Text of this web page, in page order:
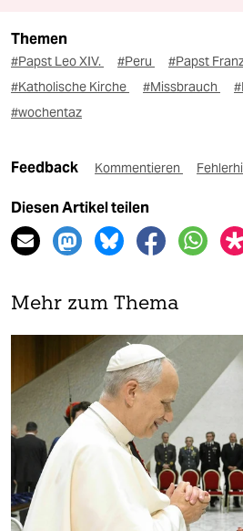
Themen
#Papst Leo XIV. #Peru #Papst
#Katholische Kirche
#Missbrauch
#wochentaz
Feedback Kommentieren
Diesen Artikel teilen
Mehr zum Thema